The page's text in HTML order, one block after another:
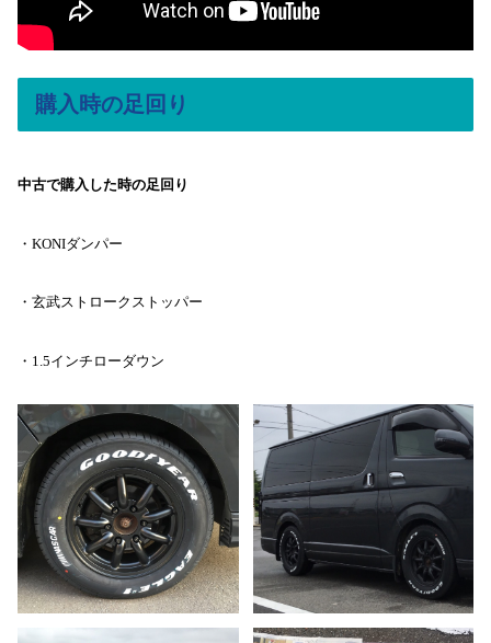
購入時の足回り
中古で購入した時の足回り
・KONIダンパー
・玄武ストロークストッパー
・1.5インチローダウン